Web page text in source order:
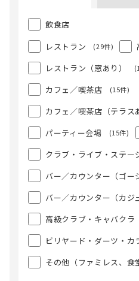
飲食店
レストラン
(29件)
レストラン（窓あり）
カフェ／喫茶店 (15件)
カフェ／喫茶店（テラス
パーティー会場 (15件)
クラブ・ライブ・ステー
バー／カウンター（ゴー
バー／カウンター（カジ
高級クラブ・キャバクラ
ビリヤード・ダーツ・カ
その他（ファミレス、食